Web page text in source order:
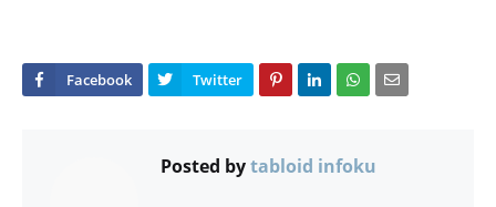
Posted bytabloid infoku